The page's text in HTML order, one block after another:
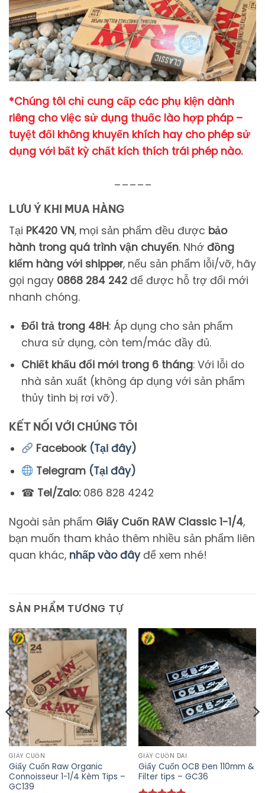
*Chúng tôi chỉ cung cấp các phụ kiện dành
riêng cho việc sử dụng thuốc lào hợp pháp –
tuyệt đối không khuyến khích hay cho phép sử
dụng với bất kỳ chất kích thích trái phép nào.
LƯU Ý KHI MUA HÀNG
Tại PK420 VN, mọi sản phẩm đều được bảo
hành trong quá trình vận chuyển. Nhớ đồng
kiểm hàng với shipper, nếu sản phẩm lỗi/vỡ, hãy
gọi ngay 0868 284 242 để được hỗ trợ đổi mới
nhanh chóng.
Đổi trả trong 48H: Áp dụng cho sản phẩm
chưa sử dụng, còn tem/mác đầy đủ.
Chiết khấu đổi mới trong 6 tháng: Với lỗi do
nhà sản xuất (không áp dụng với sản phẩm
thủy tinh bị rơi vỡ).
KẾT NỐI VỚI CHÚNG TÔI
Facebook (Tại đây)
Telegram (Tại đây)
☎ Tel/Zalo:086 828 4242
Ngoài sản phẩm Giấy Cuốn RAW Classic 1-1/4,
bạn muốn tham khảo thêm nhiều sản phẩm liên
quan khác, nhấp vào đâyđể xem nhé!
SẢN PHẨM TƯƠNG TỰ
GIẤY CUỐN
Giấy Cuốn Raw Organic
Connoisseur 1-1/4 Kèm Tips –
GC139
GIẤY CUỐN DÀI
Giấy Cuốn OCB Đen 110mm &
Filter tips – GC36